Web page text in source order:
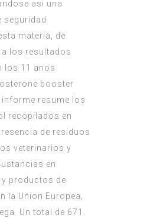
asi una
seguridad
materia, de
los resultados
los 11 anos
booster
resume los
recopilados en
de residuos
veterinarios y
en
productos de
la Union Europea,
Un total de 671.